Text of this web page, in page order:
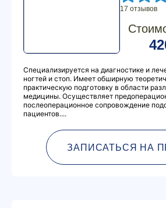
17 отзывов
Специализируется на диагностике и
ногтей и стоп. Имеет обширную
практическую подготовку в области
медицины. Осуществляет
послеоперационное сопровождение
пациентов....
ЗАПИСАТЬСЯ НА